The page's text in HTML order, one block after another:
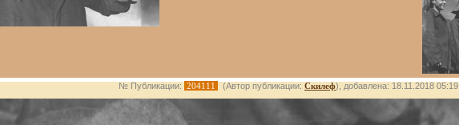
№ Публикации: 204111 (Автор публикации: Скилеф), добавлена: 18.11.2018 05:19